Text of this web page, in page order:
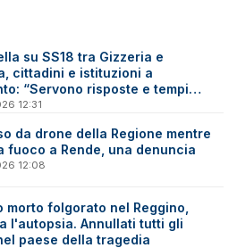
su SS18 tra Gizzeria e
cittadini e istituzioni a
“Servono risposte e tempi
12:31
da drone della Regione mentre
fuoco a Rende, una denuncia
12:08
morto folgorato nel Reggino,
l'autopsia. Annullati tutti gli
paese della tragedia